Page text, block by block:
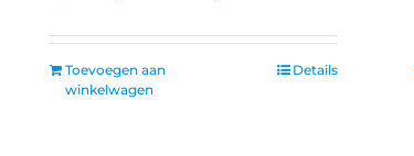
Toevoegen aan
winkelwagen
Details